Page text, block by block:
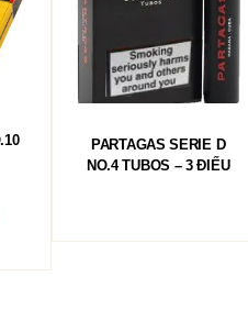
PARTAGAS SERIE D
NO.4 TUBOS – 3 ĐIẾU